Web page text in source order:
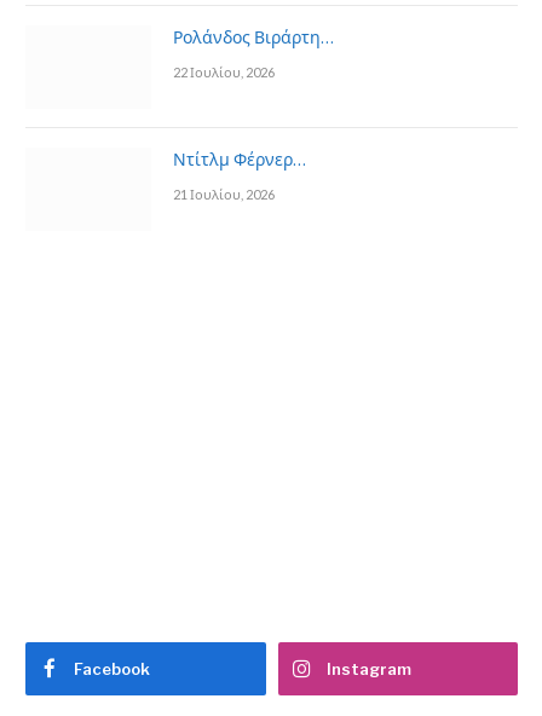
Ρολάνδος Βιράρτη…
22 Ιουλίου, 2026
Ντίτλμ Φέρνερ…
21 Ιουλίου, 2026
Facebook Instagram